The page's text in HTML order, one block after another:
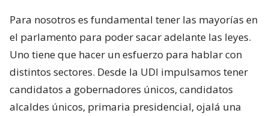
Para nosotros es fundamental tener las mayorías en
el parlamento para poder sacar adelante las leyes.
Uno tiene que hacer un esfuerzo para hablar con
distintos sectores. Desde la UDI impulsamos tener
candidatos a gobernadores únicos, candidatos
alcaldes únicos, primaria presidencial, ojalá una